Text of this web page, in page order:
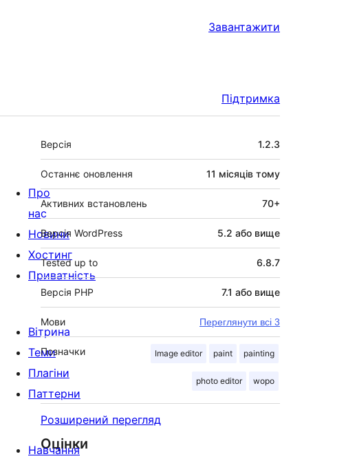
Завантажити
Підтримка
Мета
Версія 1.2.3
Останнє оновлення 11 місяців тому
Активних встановлень 70+
Версія WordPress 5.2 або вище
Tested up to 6.8.7
Версія PHP 7.1 або вище
Мови Переглянути всі 3
Позначки Image editor paint painting
photo editor wopo
Розширений перегляд
Оцінки
Про
нас
Новини
Хостинг
Приватність
Вітрина
Теми
Плагіни
Паттерни
Навчання